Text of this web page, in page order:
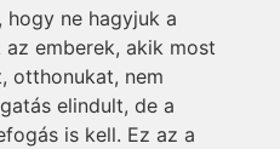
hogy ne hagyjuk a
emberek, akik most
otthonukat, nem
elindult, de a
is kell. Ez az a